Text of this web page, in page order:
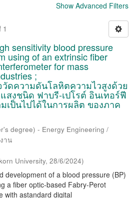
Show Advanced Filters
1
sensitivity blood pressure
using of an extrinsic fiber
for mass
;
ดความดันโลหิตความไวสูงด้วย
สงชนิด ฟาบรี-เปโรต์ อินเทอร์ฟี
เป็นไปได้ในการผลิต ของภาค
degree) - Energy Engineering /
าน
University, 28/6/2024)
development of a blood pressure (BP)
a fiber optic-based Fabry-Perot
with astandard digital